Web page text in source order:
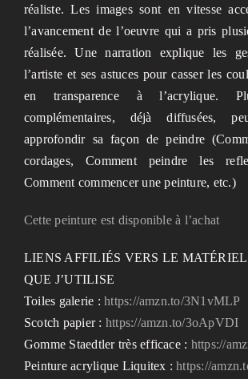
réaliste. Les images sont en vitesse
l’avancement de l’oeuvre qui a pris
réalisée. Une narration explique les
l’artiste et ses astuces pour casser les
en transparence à l’acrylique.
complémentaires, déjà diffusées,
approfondir sa façon de peindre
cordages, Comment peindre les
Comment commencer une peinture, etc.)
Cette peinture est disponible à l’achat
LIENS AFFILIÉS VERS LE
QUE J’UTILISE
Toiles galerie :https://amzn.to/3N1vMLP
Scotch papier : https://amzn.to/3oApVDI
Gomme Staedtler très efficace : https://
Peinture acrylique Liquitex :https://